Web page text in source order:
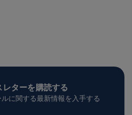
レターを購読する
に関する最新情報を入手する